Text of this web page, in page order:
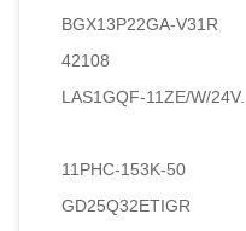
BGX13P22GA-V31R
42108
LAS1GQF-11ZE/W/24V...
11PHC-153K-50
GD25Q32ETIGR